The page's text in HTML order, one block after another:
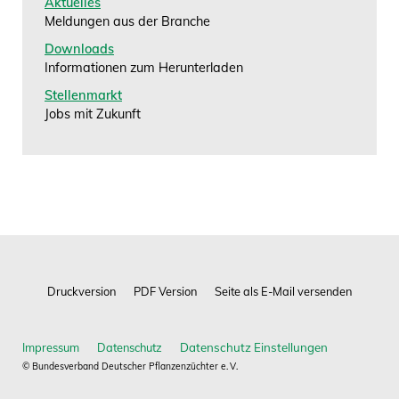
Meldungen aus der Branche
Downloads
Informationen zum Herunterladen
Stellenmarkt
Jobs mit Zukunft
Impressum Datenschutz
© Bundesverband Deutscher Pflanzenzüchter e. V.